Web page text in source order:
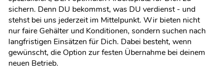
sichern. Denn DU bekommst, was DU verdienst - und
stehst bei uns jederzeit im Mittelpunkt. Wir bieten nicht
nur faire Gehälter und Konditionen, sondern suchen nach
langfristigen Einsätzen für Dich. Dabei besteht, wenn
gewünscht, die Option zur festen Übernahme bei deinem
neuen Betrieb.